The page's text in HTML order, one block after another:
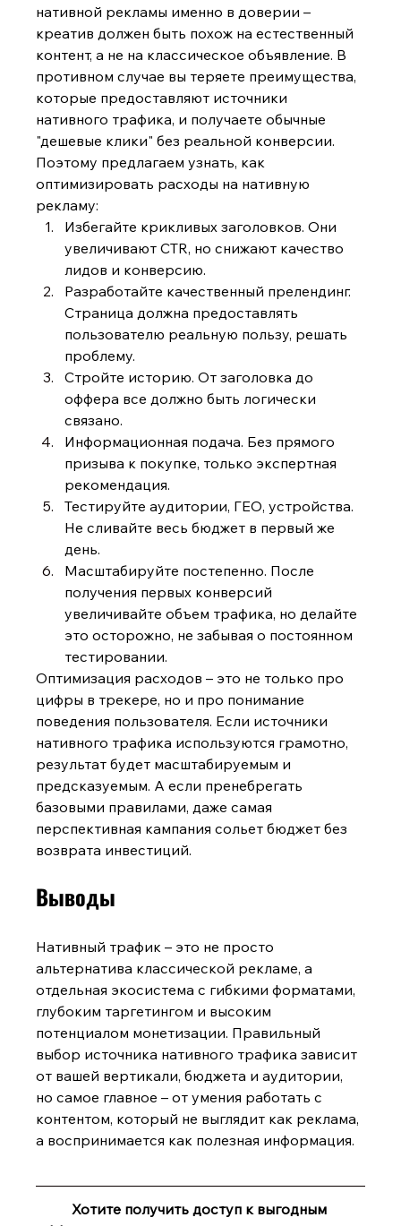
нативной рекламы именно в доверии –
креатив должен быть похож на естественный
контент, а не на классическое объявление. В
противном случае вы теряете преимущества,
которые предоставляют источники
нативного трафика, и получаете обычные
"дешевые клики" без реальной конверсии.
Поэтому предлагаем узнать, как
оптимизировать расходы на нативную
рекламу:
Избегайте крикливых заголовков. Они
увеличивают CTR, но снижают качество
лидов и конверсию.
Разработайте качественный прелендинг.
Страница должна предоставлять
пользователю реальную пользу, решать
проблему.
Стройте историю. От заголовка до
оффера все должно быть логически
связано.
Информационная подача. Без прямого
призыва к покупке, только экспертная
рекомендация.
Тестируйте аудитории, ГЕО, устройства.
Не сливайте весь бюджет в первый же
день.
Масштабируйте постепенно. После
получения первых конверсий
увеличивайте объем трафика, но делайте
это осторожно, не забывая о постоянном
тестировании.
Оптимизация расходов – это не только про
цифры в трекере, но и про понимание
поведения пользователя. Если источники
нативного трафика используются грамотно,
результат будет масштабируемым и
предсказуемым. А если пренебрегать
базовыми правилами, даже самая
перспективная кампания сольет бюджет без
возврата инвестиций.
Выводы
Нативный трафик – это не просто
альтернатива классической рекламе, а
отдельная экосистема с гибкими форматами,
глубоким таргетингом и высоким
потенциалом монетизации. Правильный
выбор источника нативного трафика зависит
от вашей вертикали, бюджета и аудитории,
но самое главное – от умения работать с
контентом, который не выглядит как реклама,
а воспринимается как полезная информация.
Хотите получить доступ к выгодным